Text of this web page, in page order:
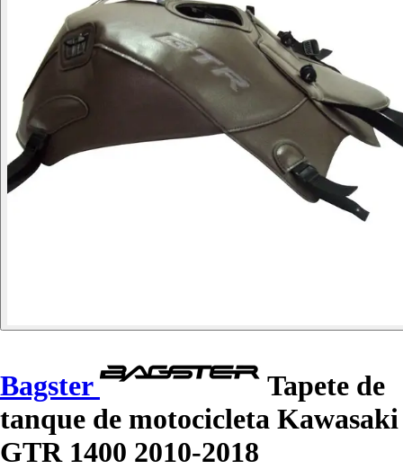
Bagster
Tapete de
tanque de motocicleta Kawasaki
GTR 1400 2010-2018